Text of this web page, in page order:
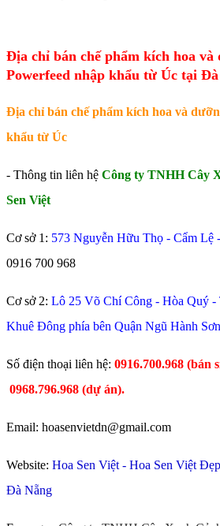
Địa chỉ bán chế phẩm kích hoa và
Powerfeed nhập khẩu từ Úc tại
Địa chỉ bán chế phẩm kích hoa và
khẩu từ Úc
- Thông tin liên hệ Công ty TNHH Cây
Sen Việt
Cơ sở 1: 573 Nguyễn Hữu Thọ - Cẩm Lệ
0916 700 968
Cơ sở 2: Lô 25 Võ Chí Công - Hòa Quý -
Khuê Đông phía bên Quận Ngũ Hành
​Số điện thoại liên hệ: 0916.700.968 (bán
0968.796.968 (dự án).
Email: hoasenvietdn@gmail.com
Website: Hoa Sen Việt - Hoa Sen Việt Đẹp
Đà Nẵng